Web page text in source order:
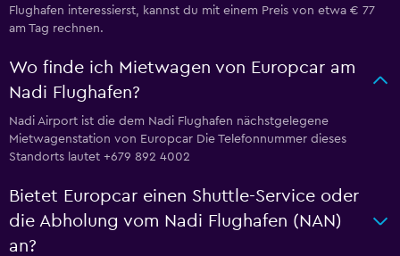
Flughafen interessierst, kannst du mit einem Preis von etwa € 77
am Tag rechnen.
Wo finde ich Mietwagen von Europcar am
Nadi Flughafen?
Nadi Airport ist die dem Nadi Flughafen nächstgelegene
Mietwagenstation von Europcar Die Telefonnummer dieses
Standorts lautet +679 892 4002
Bietet Europcar einen Shuttle-Service oder
die Abholung vom Nadi Flughafen (NAN)
an?